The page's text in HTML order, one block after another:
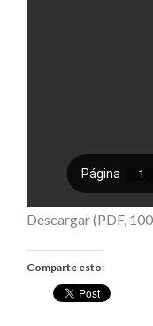
Descargar (PDF,
Comparte esto: